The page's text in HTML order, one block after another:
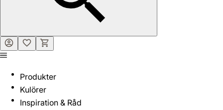
Produkter
Kulörer
Inspiration & Råd